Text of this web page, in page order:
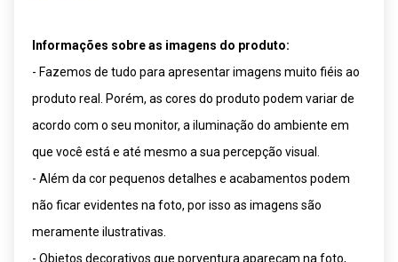
Informações sobre as imagens do produto:
- Fazemos de tudo para apresentar imagens muito fiéis ao
produto real. Porém, as cores do produto podem variar de
acordo com o seu monitor, a iluminação do ambiente em
que você está e até mesmo a sua percepção visual.
- Além da cor pequenos detalhes e acabamentos podem
não ficar evidentes na foto, por isso as imagens são
meramente ilustrativas.
- Objetos decorativos que porventura apareçam na foto,